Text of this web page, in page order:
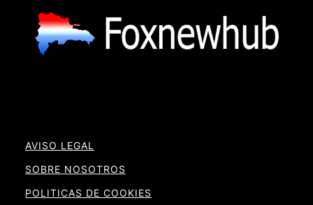
AVISO LEGAL
SOBRE NOSOTROS
POLITICAS DE COOKIES